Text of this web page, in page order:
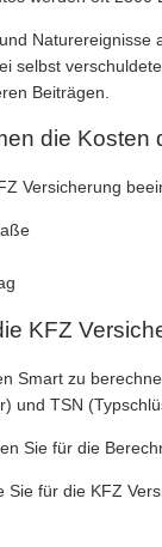
Naturereignisse
selbst
Beiträgen.
die Kosten
Versicherung
KFZ
Smart zu
und TSN
Sie für die
für die KFZ